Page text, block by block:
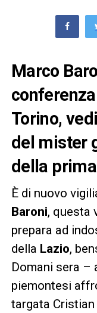
Marco
Torino,
del mister
della
È di nuovo
Baroni, questa
prepara ad
della Lazio,
Domani sera –
piemontesi
targata